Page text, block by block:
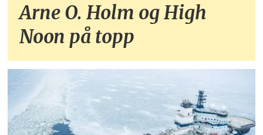
Arne O. Holm og High
Noon på topp